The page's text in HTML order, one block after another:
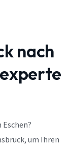
nach
um Ihren